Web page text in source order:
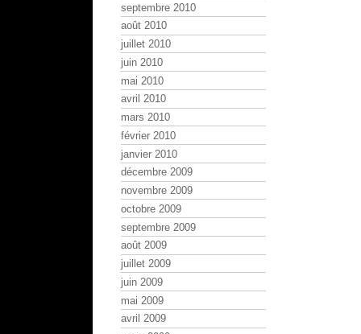
septembre 2010
août 2010
juillet 2010
juin 2010
mai 2010
avril 2010
mars 2010
février 2010
janvier 2010
décembre 2009
novembre 2009
octobre 2009
septembre 2009
août 2009
juillet 2009
juin 2009
mai 2009
avril 2009